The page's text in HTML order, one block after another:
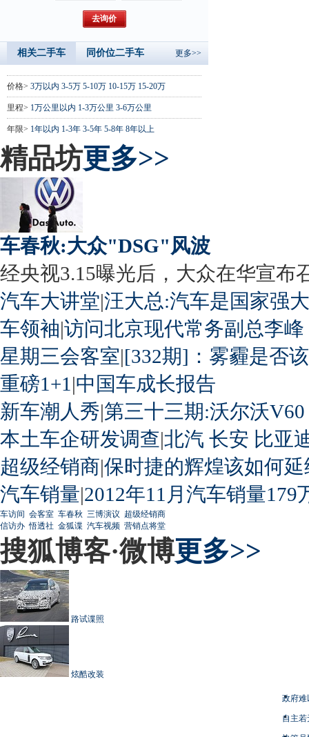
相关二手车 同价位二手车 更多>>
价格> 3万以内 3-5万 5-10万 10-15万 15-20万
里程> 1万公里以内 1-3万公里 3-6万公里
年限> 1年以内 1-3年 3-5年 5-8年 8年以上
精品坊更多>>
车春秋:大众"DSG"风波
经央视3.15曝光后，大众在华宣布
汽车大讲堂|汪大总:汽车是国家强
车领袖|访问北京现代常务副总李峰
星期三会客室|[332期]：雾霾是否
重磅1+1 |中国车成长报告
新车潮人秀|第三十三期:沃尔沃
本土车企研发调查|北汽 长安 比亚
超级经销商|保时捷的辉煌该如何延
汽车销量|2012年11月汽车销量179
车访间 会客室 车春秋 三博演议 超级经销商
信访办 悟透社 金狐谍 汽车视频 营销点将堂
搜狐博客·微博更多>>
路试谍照
炫酷改装
政府难
自主